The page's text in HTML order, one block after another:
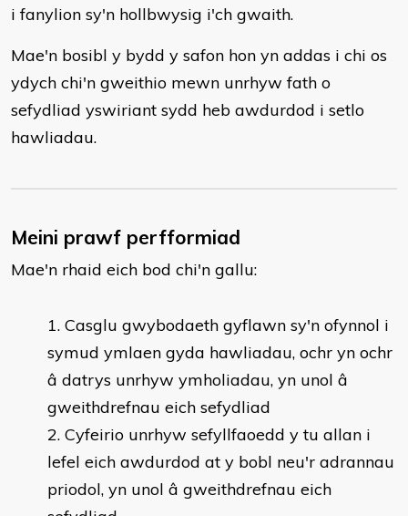
i fanylion sy'n hollbwysig i'ch gwaith.
Mae'n bosibl y bydd y safon hon yn addas i chi os
ydych chi'n gweithio mewn unrhyw fath o
sefydliad yswiriant sydd heb awdurdod i setlo
hawliadau.
Meini prawf perfformiad
Mae'n rhaid eich bod chi'n gallu:
Casglu gwybodaeth gyflawn sy'n ofynnol i
symud ymlaen gyda hawliadau, ochr yn ochr
â datrys unrhyw ymholiadau, yn unol â
gweithdrefnau eich sefydliad
Cyfeirio unrhyw sefyllfaoedd y tu allan i
lefel eich awdurdod at y bobl neu'r adrannau
priodol, yn unol â gweithdrefnau eich